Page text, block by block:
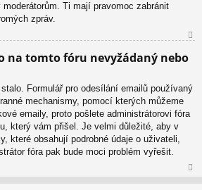
Ti mají pravomoc zabránit
zpráv.
ah
u
na tomto fóru nevyžádaný nebo
Formulář pro odesílání emailů používaný
mechanismy, pomocí kterých můžeme
emaily, proto pošlete administrátorovi fóra
který vám přišel. Je velmi důležité, aby v
které obsahují podrobné údaje o uživateli,
fóra pak bude moci problém vyřešit.